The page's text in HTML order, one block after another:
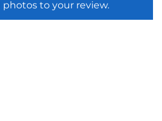
to your review.